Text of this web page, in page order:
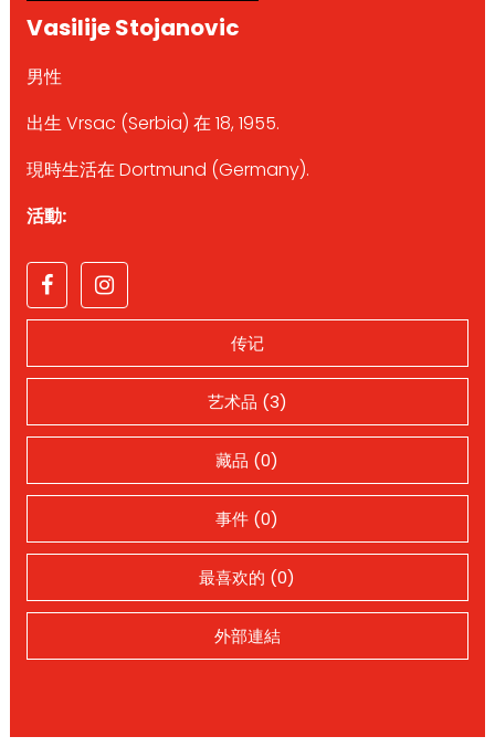
Vasilije Stojanovic
男性
出生 Vrsac (Serbia) 在 18, 1955.
現時生活在 Dortmund (Germany).
活動:
传记
艺术品 (3)
藏品 (0)
事件 (0)
最喜欢的 (0)
外部連結